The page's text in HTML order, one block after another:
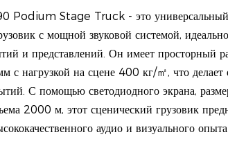
Podium Stage Truck - это
с мощной звуковой системой,
и представлений. Он имеет просторный
нагрузкой на сцене 400 кг/㎡, что делает
С помощью светодиодного экрана,
2000 м, этот сценический грузовик
аудио и визуального